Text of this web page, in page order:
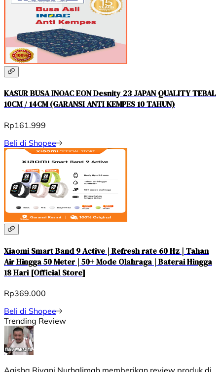
KASUR BUSA INOAC EON Desnity 23 JAPAN QUALITY TEBAL
10CM / 14CM (GARANSI ANTI KEMPES 10 TAHUN)
Rp161.999
Beli di Shopee
Xiaomi Smart Band 9 Active | Refresh rate 60 Hz | Tahan
Air Hingga 50 Meter | 50+ Mode Olahraga | Baterai Hingga
18 Hari [Official Store]
Rp369.000
Beli di Shopee
Trending Review